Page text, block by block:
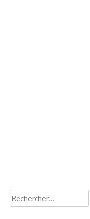
Rechercher :